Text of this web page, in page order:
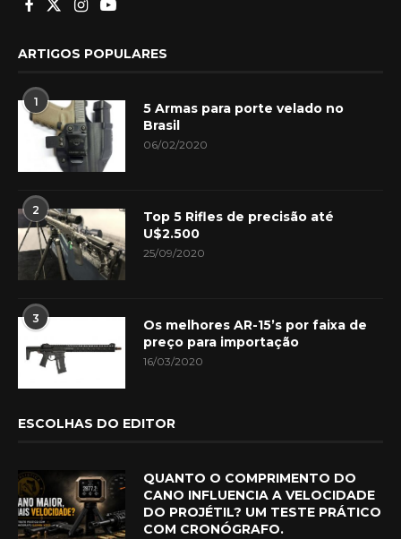
ARTIGOS POPULARES
1
5 Armas para porte velado no
Brasil
06/02/2020
2
Top 5 Rifles de precisão até
U$2.500
25/09/2020
3
Os melhores AR-15’s por faixa de
preço para importação
16/03/2020
ESCOLHAS DO EDITOR
QUANTO O COMPRIMENTO DO
CANO INFLUENCIA A VELOCIDADE
DO PROJÉTIL? UM TESTE PRÁTICO
COM CRONÓGRAFO.